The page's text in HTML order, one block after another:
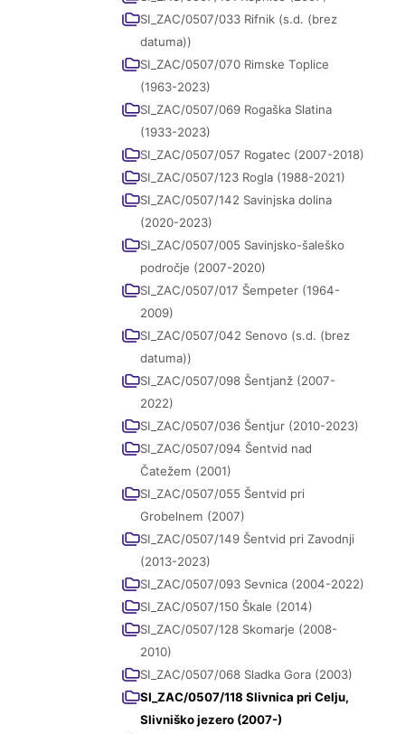
SI_ZAC/0507/033 Rifnik (s.d. (brez
datuma))
SI_ZAC/0507/070 Rimske Toplice
(1963-2023)
SI_ZAC/0507/069 Rogaška Slatina
(1933-2023)
SI_ZAC/0507/057 Rogatec (2007-2018)
SI_ZAC/0507/123 Rogla (1988-2021)
SI_ZAC/0507/142 Savinjska dolina
(2020-2023)
SI_ZAC/0507/005 Savinjsko-šaleško
področje (2007-2020)
SI_ZAC/0507/017 Šempeter (1964-
2009)
SI_ZAC/0507/042 Senovo (s.d. (brez
datuma))
SI_ZAC/0507/098 Šentjanž (2007-
2022)
SI_ZAC/0507/036 Šentjur (2010-2023)
SI_ZAC/0507/094 Šentvid nad
Čatežem (2001)
SI_ZAC/0507/055 Šentvid pri
Grobelnem (2007)
SI_ZAC/0507/149 Šentvid pri Zavodnji
(2013-2023)
SI_ZAC/0507/093 Sevnica (2004-2022)
SI_ZAC/0507/150 Škale (2014)
SI_ZAC/0507/128 Skomarje (2008-
2010)
SI_ZAC/0507/068 Sladka Gora (2003)
SI_ZAC/0507/118 Slivnica pri Celju,
Slivniško jezero (2007-)